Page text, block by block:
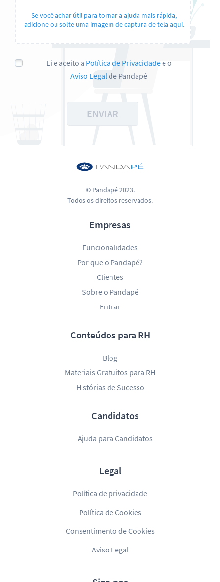
Se você achar útil para tornar a ajuda mais rápida,
adicione ou solte uma imagem de captura de tela aqui.
Li e aceito a Política de Privacidadee o
Aviso Legalde Pandapé
ENVIAR
© Pandapé 2023.
Todos os direitos reservados.
Empresas
Funcionalidades
Por que o Pandapé?
Clientes
Sobre o Pandapé
Entrar
Conteúdos para RH
Blog
Materiais Gratuitos para RH
Histórias de Sucesso
Candidatos
Ajuda para Candidatos
Legal
Política de privacidade
Política de Cookies
Consentimento de Cookies
Aviso Legal